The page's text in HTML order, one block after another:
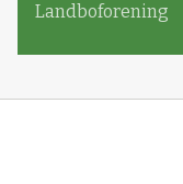
Landboforening